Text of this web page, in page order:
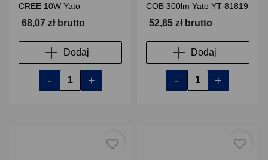
CREE 10W Yato
68,07 zł brutto
Dodaj
- +
COB 300lm Yato YT-81819
52,85 zł brutto
Dodaj
- +
favorite_border favorite_border